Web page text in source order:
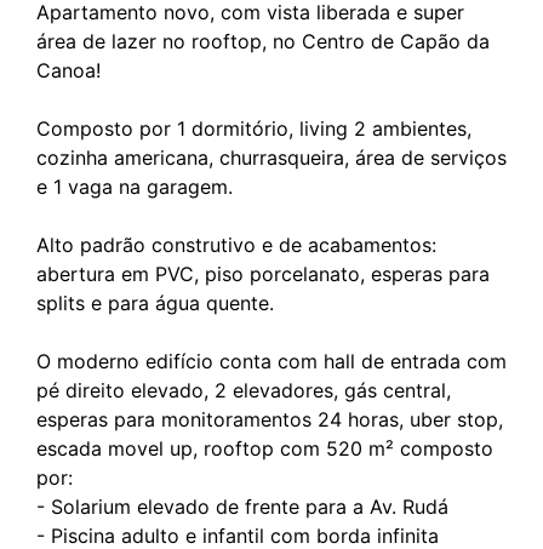
Apartamento novo, com vista liberada e super
área de lazer no rooftop, no Centro de Capão da
Canoa!
Composto por 1 dormitório, living 2 ambientes,
cozinha americana, churrasqueira, área de serviços
e 1 vaga na garagem.
Alto padrão construtivo e de acabamentos:
abertura em PVC, piso porcelanato, esperas para
splits e para água quente.
O moderno edifício conta com hall de entrada com
pé direito elevado, 2 elevadores, gás central,
esperas para monitoramentos 24 horas, uber stop,
escada movel up, rooftop com 520 m² composto
por:
- Solarium elevado de frente para a Av. Rudá
- Piscina adulto e infantil com borda infinita